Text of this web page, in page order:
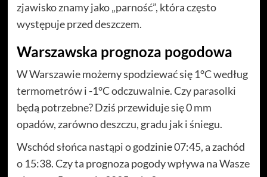
zjawisko znamy jako „parność”, która często
występuje przed deszczem.
Warszawska prognoza pogodowa
W Warszawie możemy spodziewać się 1°C według
termometrów i -1°C odczuwalnie. Czy parasolki
będą potrzebne? Dziś przewiduje się 0 mm
opadów, zarówno deszczu, gradu jak i śniegu.
Wschód słońca nastąpi o godzinie 07:45, a zachód
o 15:38. Czy ta prognoza pogody wpływa na Wasze